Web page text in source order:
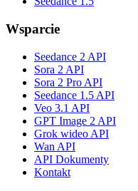
Wsparcie
Seedance 2 API
Sora 2 API
Sora 2 Pro API
Seedance 1.5 API
Veo 3.1 API
GPT Image 2 API
Grok wideo API
Wan API
API Dokumenty
Kontakt